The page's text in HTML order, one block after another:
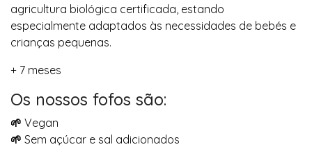
agricultura biológica certificada, estando
especialmente adaptados às necessidades de bebés e
crianças pequenas.
+ 7 meses
Os nossos fofos são:
🌱 Vegan
🌱 Sem açúcar e sal adicionados